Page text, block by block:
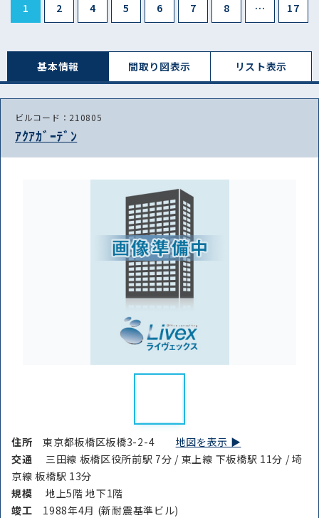
1 2 4 5 6 7 8 … 17
基本情報 間取り図表⽰ リスト表⽰
ビルコード：210805
ｱｸｱｶﾞｰﾃﾞﾝ
住所東京都板橋区板橋3-2-4 地図を表示 ▶︎
交通
三田線 板橋区役所前駅 7分 / 東上線 下板橋駅 11分 / 埼
京線 板橋駅 13分
規模
地上5階 地下1階
竣⼯ 1988年4月 (新耐震基準ビル)